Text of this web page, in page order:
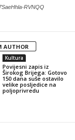
RVNQQ
AUTHOR
Kultura
Povijesni zapis iz
Širokog Brijega: Gotovo
150 dana suše ostavilo
velike posljedice na
poljoprivredu